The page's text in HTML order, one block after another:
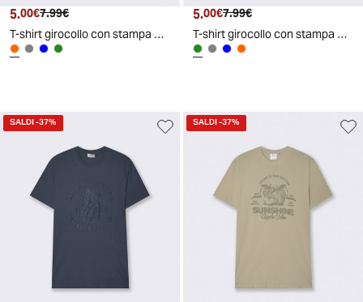
Prezzo attuale
5.00€ Prezzo originale
7.99€
T-shirt girocollo con stampa PUF - Arancio
Prezzo attuale
5.00€ Prezzo originale
7.99€
T-shirt girocollo con stampa PUF - Verde oliva
SALDI-37% SALDI-37%